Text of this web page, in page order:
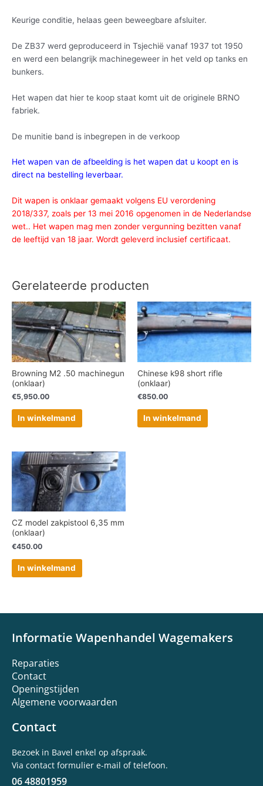
Keurige conditie, helaas geen beweegbare afsluiter.
De ZB37 werd geproduceerd in Tsjechië vanaf 1937 tot 1950
en werd een belangrijk machinegeweer in het veld op tanks en
bunkers.
Het wapen dat hier te koop staat komt uit de originele BRNO
fabriek.
De munitie band is inbegrepen in de verkoop
Het wapen van de afbeelding is het wapen dat u koopt en is
direct na bestelling leverbaar.
Dit wapen is onklaar gemaakt volgens EU verordening
2018/337, zoals per 13 mei 2016 opgenomen in de Nederlandse
wet.. Het wapen mag men zonder vergunning bezitten vanaf
de leeftijd van 18 jaar. Wordt geleverd inclusief certificaat.
Gerelateerde producten
Browning M2 .50 machinegun
(onklaar)
€5,950.00
In winkelmand
Chinese k98 short rifle
(onklaar)
€850.00
In winkelmand
CZ model zakpistool 6,35 mm
(onklaar)
€450.00
In winkelmand
Informatie Wapenhandel Wagemakers
Reparaties
Contact
Openingstijden
Algemene voorwaarden
Contact
Bezoek in Bavel enkel op afspraak.
Via contact formulier e-mail of telefoon.
06 48801959